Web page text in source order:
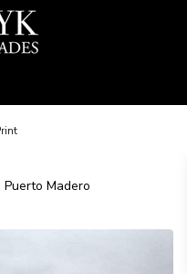
Puerto Madero